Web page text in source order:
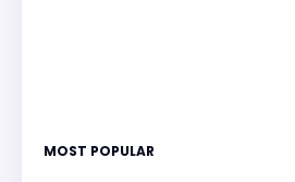
MOST POPULAR